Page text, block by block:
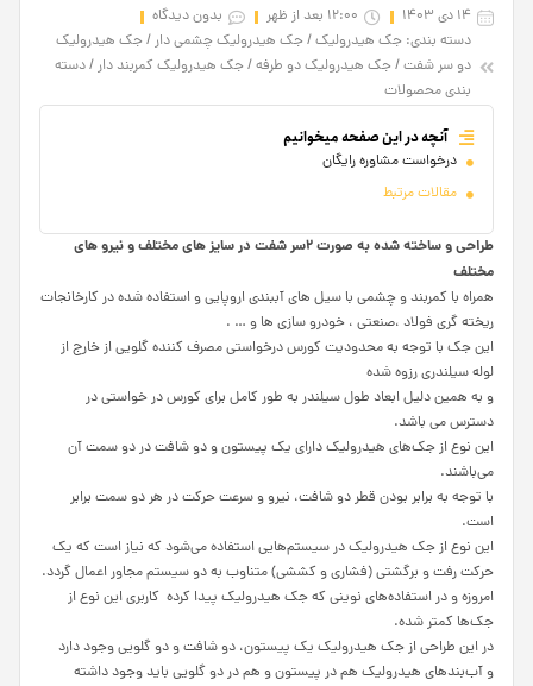
14 دی 1403 12:00 بعد از ظهر
بدون دیدگاه
دسته بندی: جک‌ هیدرولیک/ جک هیدرولیک چشمی دار/ جک هیدرولیک
دو سر شفت/ جک هیدرولیک دو طرفه/ جک هیدرولیک کمربند دار/دسته‌
بندی محصولات
آنچه در این صفحه میخوانیم
درخواست مشاوره رایگان
مقالات مرتبط
طراحی و ساخته شده به صورت ۲سر شفت در سایز های مختلف و نیرو های
مختلف
همراه با کمربند و چشمی با سیل های آببندی اروپایی و استفاده شده در کارخانجات
ریخته گری فولاد ،صنعتی ، خودرو سازی ها و … .
این جک با توجه به محدودیت کورس درخواستی مصرف کننده گلویی از خارج از
لوله سیلندری رزوه شده
و به همین دلیل ابعاد طول سیلندر به طور کامل برای کورس در خواستی در
دسترس می باشد.
این نوع از جک‌های هیدرولیک دارای یک پیستون و دو شافت در دو سمت آن
می‌باشند.
با توجه به برابر بودن قطر دو شافت، نیرو و سرعت حرکت در هر دو سمت برابر
است.
این نوع از جک هیدرولیک در سیستم‌هایی استفاده می‌شود که نیاز است که یک
حرکت رفت و برگشتی (فشاری و کششی) متناوب به دو سیستم مجاور اعمال گردد.
امروزه و در استفاده‌های نوینی که جک هیدرولیک پیدا کرده کاربری این نوع از
جک‌ها کمتر شده.
در این طراحی از جک هیدرولیک یک پیستون، دو شافت و دو گلویی وجود دارد
و آب‌بند‌های هیدرولیک هم در پیستون و هم در دو گلویی باید وجود داشته